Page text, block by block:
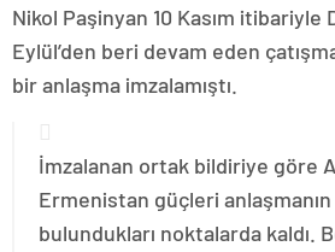
Nikol Paşinyan 10 Kasım itibariyle
Eylül’den beri devam eden
bir anlaşma imzalamıştı.
İmzalanan ortak bildiriye göre
Ermenistan güçleri anlaşmanın
bulundukları noktalarda kaldı.